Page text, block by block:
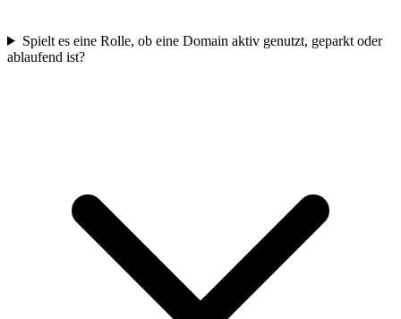
Spielt es eine Rolle, ob eine Domain aktiv genutzt, geparkt oder
ablaufend ist?